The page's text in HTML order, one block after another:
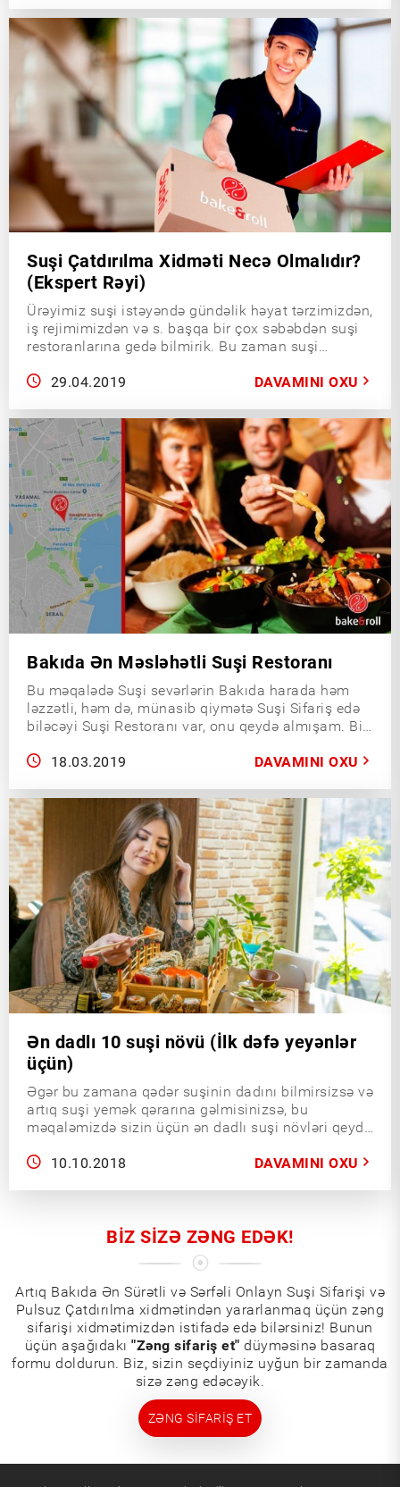
süfrələrə servis edilməsi, ümumiyyətlə, suşi
haqqında bir çox maraqlı məlumatları sizinlə
paylaşmışıq.
Suşi Çatdırılma Xidməti Necə Olmalıdır?
(Ekspert Rəyi)
Ürəyimiz suşi istəyəndə gündəlik həyat tərzimizdən,
iş rejimimizdən və s. başqa bir çox səbəbdən suşi
restoranlarına gedə bilmirik. Bu zaman suşi
işimizi rahatlaşdırır.
29.04.2019 DAVAMINI OXU
Bakıda Ən Məsləhətli Suşi Restoranı
Bu məqalədə Suşi sevərlərin Bakıda harada həm
ləzzətli, həm də, münasib qiymətə Suşi Sifariş edə
biləcəyi Suşi Restoranı var, onu qeydə almışam. Bir
Restoranlarından ən sevdiyimi təqdim edirəm.
18.03.2019 DAVAMINI OXU
Ən dadlı 10 suşi növü (İlk dəfə yeyənlər
üçün)
Əgər bu zamana qədər suşinin dadını bilmirsizsə və
artıq suşi yemək qərarına gəlmisinizsə, bu
məqaləmizdə sizin üçün ən dadlı suşi növləri qeyd
təcrübəniz üçün ən doğru seçimi edə bilərsiniz.
10.10.2018 DAVAMINI OXU
BIZ SIZƏ ZƏNG EDƏK!
Artıq Bakıda Ən Sürətli və Sərfəli Onlayn Suşi Sifarişi və
Pulsuz Çatdırılma xidmətindən yararlanmaq üçün zəng
sifarişi xidmətimizdən istifadə edə bilərsiniz! Bunun
üçün aşağıdakı "Zəng sifariş et" düyməsinə basaraq
formu doldurun. Biz, sizin seçdiyiniz uyğun bir zamanda
sizə zəng edəcəyik.
ZƏNG SIFARIŞ ET